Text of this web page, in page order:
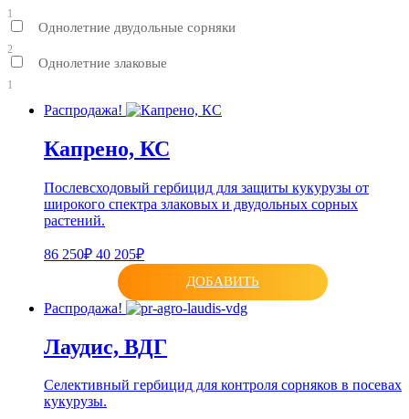
1
Однолетние двудольные сорняки
2
Однолетние злаковые
1
Распродажа!
Капрено, КС
Послевсходовый гербицид для защиты кукурузы от
широкого спектра злаковых и двудольных сорных
растений.
86 250₽ 40 205₽
ДОБАВИТЬ
Распродажа!
Лаудис, ВДГ
Селективный гербицид для контроля сорняков в посевах
кукурузы.